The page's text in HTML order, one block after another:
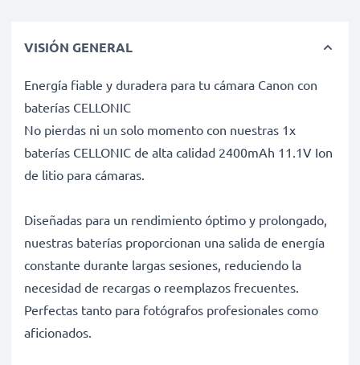
VISIÓN GENERAL
Energía fiable y duradera para tu cámara Canon con
baterías CELLONIC
No pierdas ni un solo momento con nuestras 1x
baterías CELLONIC de alta calidad 2400mAh 11.1V Ion
de litio para cámaras.
Diseñadas para un rendimiento óptimo y prolongado,
nuestras baterías proporcionan una salida de energía
constante durante largas sesiones, reduciendo la
necesidad de recargas o reemplazos frecuentes.
Perfectas tanto para fotógrafos profesionales como
aficionados.